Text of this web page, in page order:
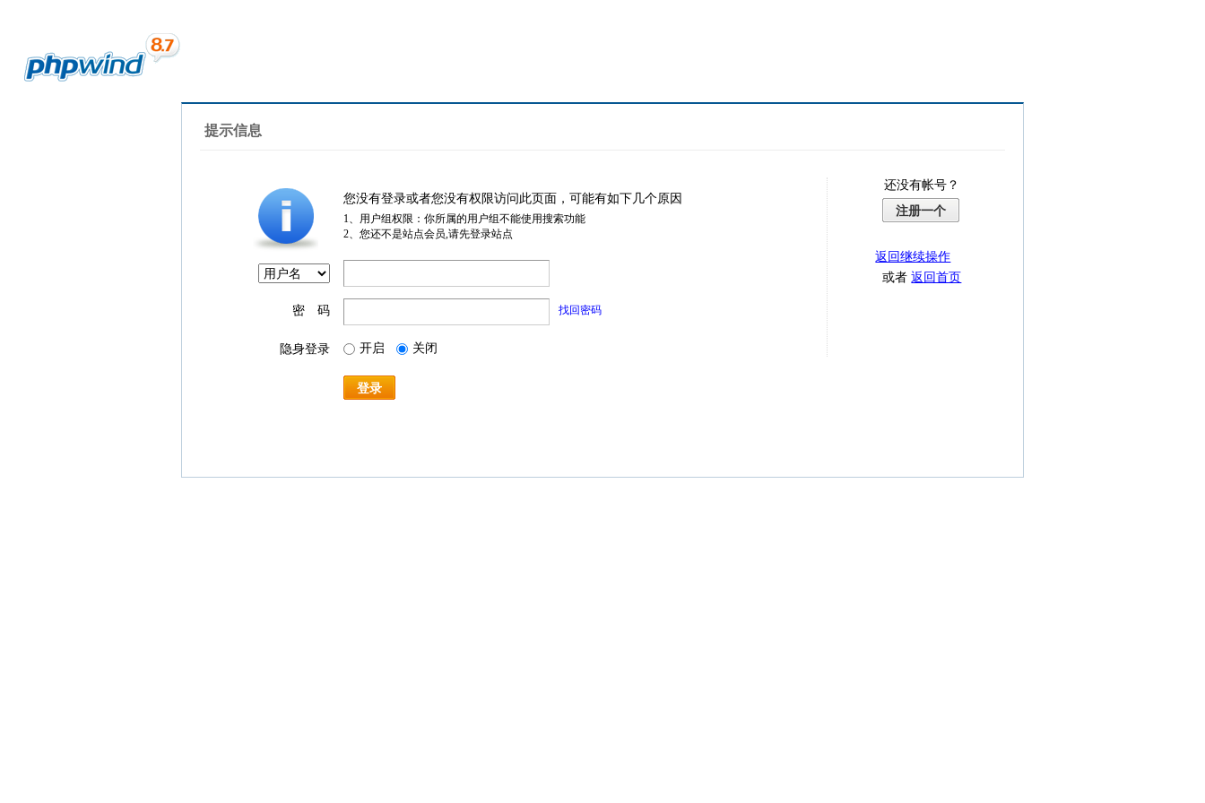
提示信息
您没有登录或者您没有权限访问此页面，可能有如下几个原因
1、用户组权限：你所属的用户组不能使用搜索功能
2、您还不是站点会员,请先登录站点
密 码 找回密码
隐身登录 开启 关闭
登录
还没有帐号？
注册一个
返回继续操作
或者返回首页